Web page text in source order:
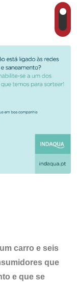
carro e seis
que
e que se